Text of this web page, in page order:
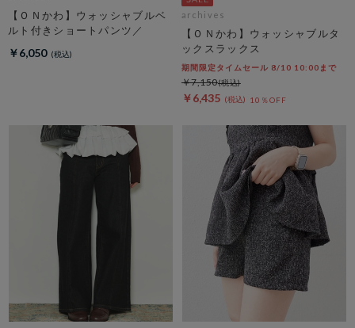
【ＯＮかわ】ウォッシャブルベ
ルト付きショートパンツ／
￥6,050
archives
【ＯＮかわ】ウォッシャブルタ
ックスラックス
期間限定タイムセール 8/10 10:00まで
￥6,435 10％OFF
￥7,150